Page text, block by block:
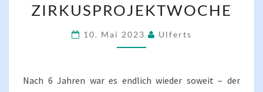
ZIRKUSPROJEKTWOCHE
10. Mai 2023 Ulferts
Nach 6 Jahren war es endlich wieder soweit – der